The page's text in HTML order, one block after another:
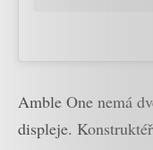
Amble One nemá
displeje.